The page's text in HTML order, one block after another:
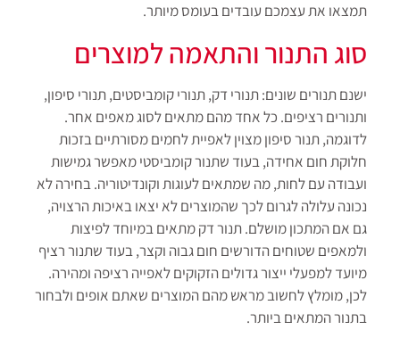
תמצאו את עצמכם עובדים בעומס מיותר.
סוג התנור והתאמה למוצרים
ישנם תנורים שונים: תנורי דק, תנורי קומביסטים, תנורי סיפון,
ותנורים רציפים. כל אחד מהם מתאים לסוג מאפים אחר.
לדוגמה, תנור סיפון מצוין לאפיית לחמים מסורתיים בזכות
חלוקת חום אחידה, בעוד שתנור קומביסטי מאפשר גמישות
ועבודה עם לחות, מה שמתאים לעוגות וקונדיטוריה. בחירה לא
נכונה עלולה לגרום לכך שהמוצרים לא יצאו באיכות הרצויה,
גם אם המתכון מושלם. תנור דק מתאים במיוחד לפיצות
ולמאפים שטוחים הדורשים חום גבוה וקצר, בעוד שתנור רציף
מיועד למפעלי ייצור גדולים הזקוקים לאפייה רציפה ומהירה.
לכן, מומלץ לחשוב מראש מהם המוצרים שאתם אופים ולבחור
בתנור המתאים ביותר.